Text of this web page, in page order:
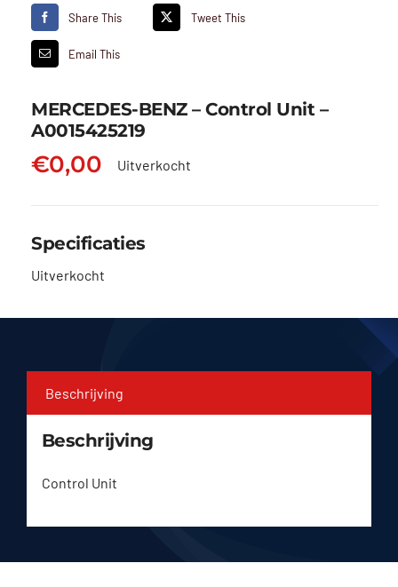
Share This Tweet This
Email This
MERCEDES-BENZ – Control Unit –
A0015425219
€0,00 Uitverkocht
Specificaties
Uitverkocht
Beschrijving
Beschrijving
Control Unit